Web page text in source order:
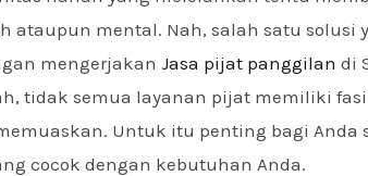
ataupun mental. Nah, salah satu solusi
mengerjakanJasa pijat panggilan di
tidak semua layanan pijat memiliki
Untuk itu penting bagi Anda
cocok dengan kebutuhan Anda.